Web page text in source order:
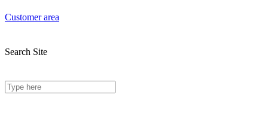
Customer area
Search Site